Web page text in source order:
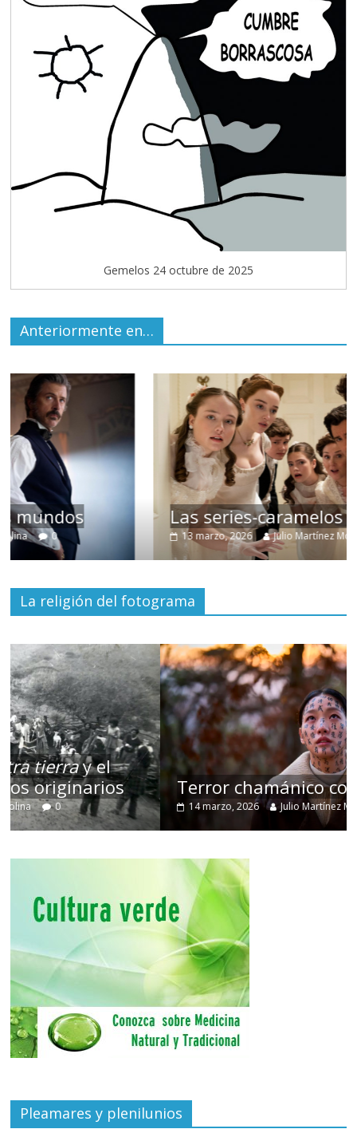
Gemelos 24 octubre de 2025
Anteriormente en…
Las series-caramelos de Shondaland
13 marzo, 2026 Julio Martínez Molina 0
La religión del fotograma
Terror chamánico coreano
14 marzo, 2026 Julio Martínez Molina 0
Pleamares y plenilunios